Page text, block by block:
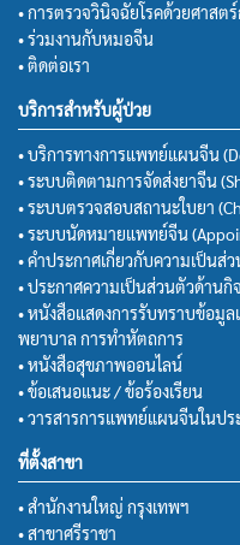
• การตรวจวินิจฉัยโรคด้วยศาส
• ร่วมงานกับหมอจีน
• ติดต่อเรา
บริการสำหรับผู้ป่วย
• บริการทางการแพทย์แผนจีน
• ระบบติดตามการจัดส่งยาจีน
• ระบบตรวจสอบสถานะใบยา
• ระบบนัดหมายแพทย์จีน
• คำประกาศเกี่ยวกับความเป็นส่
• ประกาศความเป็นส่วนตัวด้านกิ
• หนังสือแสดงการรับทราบข้อมู
พยาบาล การทำหัตถการ
• หนังสือสุขภาพออนไลน์
• ข้อเสนอแนะ / ข้อร้องเรียน
• วารสารการแพทย์แผนจีนในปร
ที่ตั้งสาขา
• สำนักงานใหญ่ กรุงเทพฯ
• สาขาศรีราชา